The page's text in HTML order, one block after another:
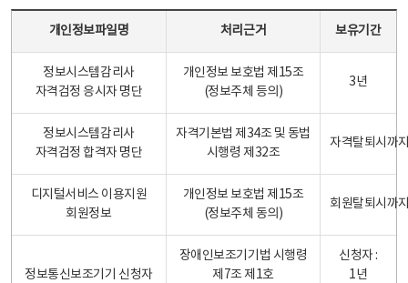
개인정보파일명 처리근거 보유기간
정보시스템감리사
자격검정 응시자 명단
개인정보 보호법 제15조
(정보주체 등의)
3년
정보시스템감리사
자격검정 합격자 명단
자격기본법 제34조 및 동법
시행령 제32조
자격탈퇴시까
디지털서비스 이용지원
회원정보
개인정보 보호법 제15조
(정보주체 동의)
회원탈퇴시까
정보통신보조기기 신청자
장애인보조기기법 시행령
제7조 제1호
신청자 :
1년